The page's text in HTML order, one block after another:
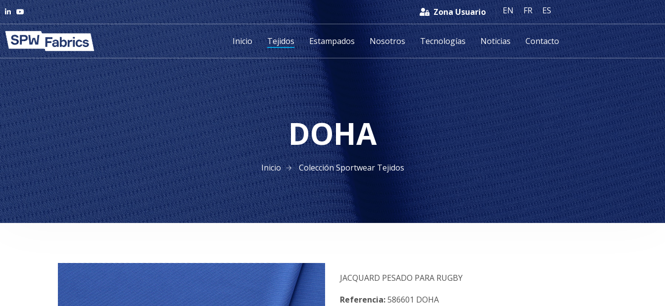
Zona Usuario EN FR ES
Inicio Tejidos Estampados Nosotros Tecnologías Noticias Contacto
DOHA
Inicio Colección Sportwear Tejidos
JACQUARD PESADO PARA RUGBY
Referencia:586601 DOHA